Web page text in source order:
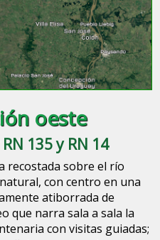
oeste
135 y RN 14
recostada sobre el río
con centro en una
atiborrada de
que narra sala a sala la
con visitas guiadas;